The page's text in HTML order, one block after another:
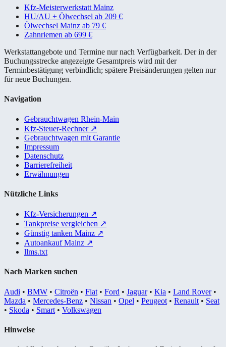
Kfz-Meisterwerkstatt Mainz
HU/AU + Ölwechsel ab 209 €
Ölwechsel Mainz ab 79 €
Zahnriemen ab 699 €
Werkstattangebote und Termine nur nach Verfügbarkeit. Der in der
Buchungsstrecke angezeigte Gesamtpreis wird mit der
Terminbestätigung verbindlich; spätere Preisänderungen gelten nur
für neue Buchungen.
Navigation
Gebrauchtwagen Rhein-Main
Kfz-Steuer-Rechner ↗
Gebrauchtwagen mit Garantie
Impressum
Datenschutz
Barrierefreiheit
Erwähnungen
Nützliche Links
Kfz-Versicherungen ↗
Tankpreise vergleichen ↗
Günstig tanken Mainz ↗
Autoankauf Mainz ↗
llms.txt
Nach Marken suchen
Audi • BMW • Citroën • Fiat • Ford • Jaguar• Kia • Land Rover•
Mazda • Mercedes-Benz • Nissan • Opel • Peugeot • Renault • Seat
• Skoda • Smart • Volkswagen
Hinweise